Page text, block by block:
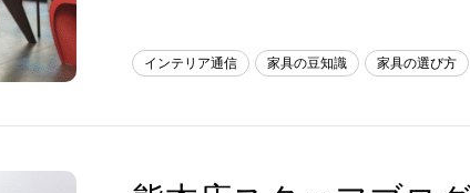
インテリア通信 家具の豆知識 家具の選び方